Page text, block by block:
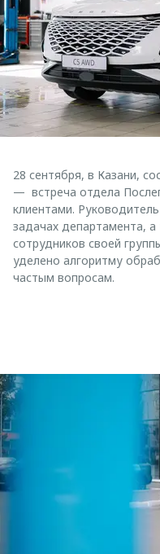
28 сентября, в Казани,
— встреча отдела
клиентами.
задачах департамента,
сотрудников своей
уделено алгоритму
частым вопросам.